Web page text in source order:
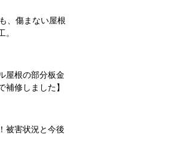
、傷まない屋根
。
屋根の部分板金
補修しました】
被害状況と今後